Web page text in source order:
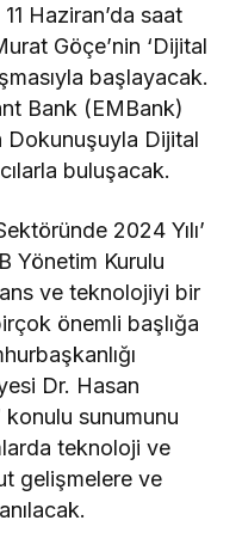
Haziran’da saat
Göçe’nin ‘Dijital
başlayacak.
Bank (EMBank)
Dokunuşuyla Dijital
buluşacak.
2024 Yılı’
Yönetim Kurulu
ve teknolojiyi bir
önemli başlığa
Dr. Hasan
konulu sunumunu
teknoloji ve
gelişmelere ve